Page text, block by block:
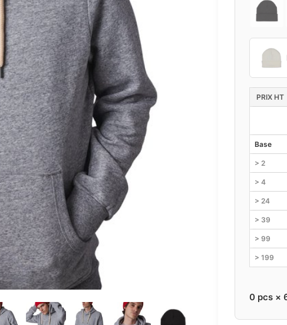
PRIX HT
Base
> 2
> 4
> 24
> 39
> 99
> 199
0 pcs ×